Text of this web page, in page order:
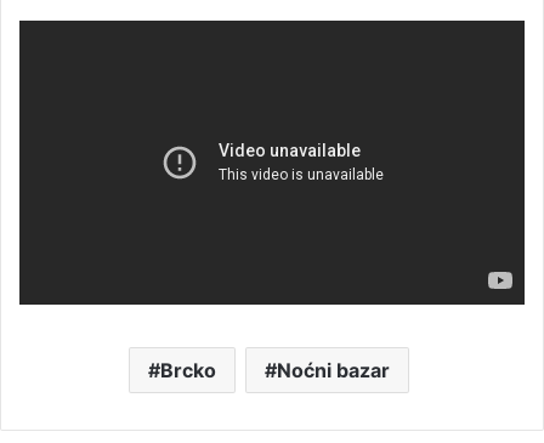
Brcko Noćni bazar